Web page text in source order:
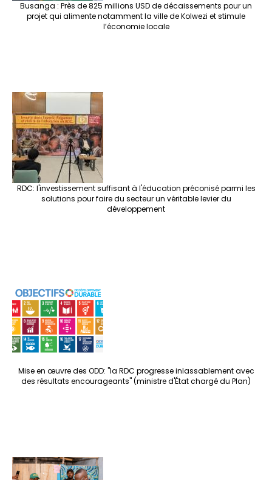
Busanga : Près de 825 millions USD de décaissements pour un
projet qui alimente notamment la ville de Kolwezi et stimule
l’économie locale
RDC: l'investissement suffisant à l'éducation préconisé parmi les
solutions pour faire du secteur un véritable levier du
développement
Mise en œuvre des ODD: "la RDC progresse inlassablement avec
des résultats encourageants" (ministre d'État chargé du Plan)